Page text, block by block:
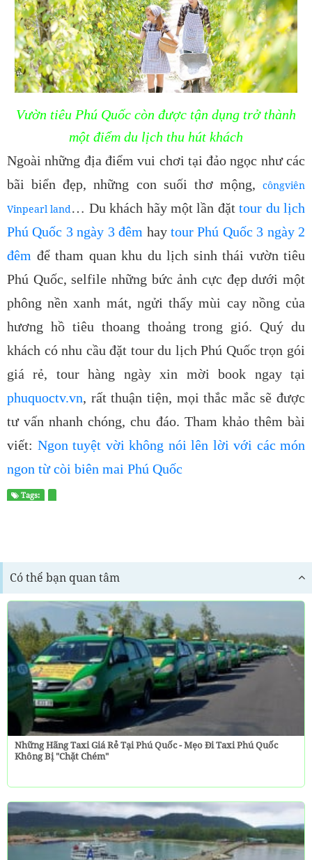
Vườn tiêu Phú Quốc còn được tận dụng trở thành
một điểm du lịch thu hút khách
Ngoài những địa điểm vui chơi tại đảo ngọc như các
bãi biển đẹp, những con suối thơ mộng, côngviên
Vinpearl land… Du khách hãy một lần đặttour du lịch
Phú Quốc 3 ngày 3 đêm haytour Phú Quốc 3 ngày 2
đêm để tham quan khu du lịch sinh thái vườn tiêu
Phú Quốc, selfile những bức ảnh cực đẹp dưới một
phông nền xanh mát, ngửi thấy mùi cay nồng của
hương hồ tiêu thoang thoảng trong gió. Quý du
khách có nhu cầu đặt tour du lịch Phú Quốc trọn gói
giá rẻ, tour hàng ngày xin mời book ngay tại
phuquoctv.vn, rất thuận tiện, mọi thắc mắc sẽ được
tư vấn nhanh chóng, chu đáo. Tham khảo thêm bài
viết: Ngon tuyệt vời không nói lên lời với các món
ngon từ còi biên mai Phú Quốc
Tags:
Có thể bạn quan tâm
Những Hãng Taxi Giá Rẻ Tại Phú Quốc - Mẹo Đi Taxi Phú Quốc
Không Bị "chặt Chém"